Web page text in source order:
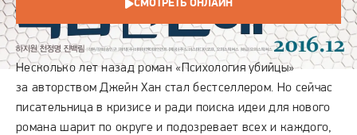
СМОТРЕТЬ ОНЛАЙН
СЮЖЕТ
Несколько лет назад роман «Психология убийцы»
за авторством Джейн Хан стал бестселлером. Но сейчас
писательница в кризисе и ради поиска идеи для нового
романа шарит по округе и подозревает всех и каждого,